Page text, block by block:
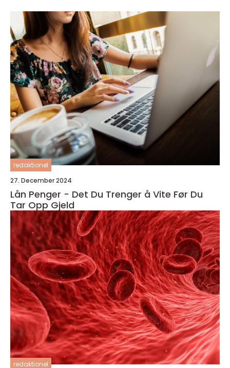
redaktionel
27. December 2024
Lån Penger - Det Du Trenger å Vite Før Du
Tar Opp Gjeld
redaktionel